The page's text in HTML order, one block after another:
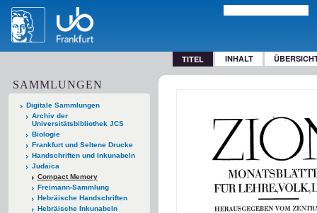
TITEL INHALT
SAMMLUNGEN
Digitale Sammlungen
Archiv der
Universitätsbibliothek JCS
Biologie
Frankfurt und Seltene Drucke
Handschriften und Inkunabeln
Judaica
Compact Memory
Freimann-Sammlung
Hebräische Handschriften
Hebräische Inkunabeln